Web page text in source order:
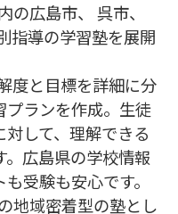
広島市、 呉市、
指導の学習塾を展開
度と目標を詳細に分
プランを作成。生徒
して、理解できる
。広島県の学校情報
受験も安心です。
地域密着型の塾とし